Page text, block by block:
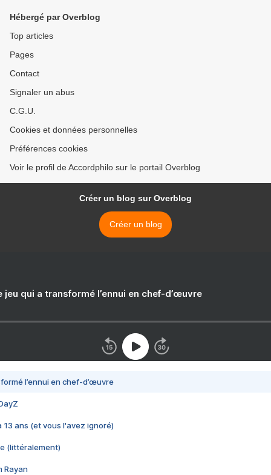
Hébergé par Overblog
Top articles
Pages
Contact
Signaler un abus
C.G.U.
Cookies et données personnelles
Préférences cookies
Voir le profil de Accordphilo sur le portail Overblog
Créer un blog sur Overblog
Créer un blog
jeu qui a transformé l’ennui en chef-d’œuvre
l’ennui en chef-d’œuvre
13 ans (et vous l'avez ignoré)
(littéralement)
Rayan